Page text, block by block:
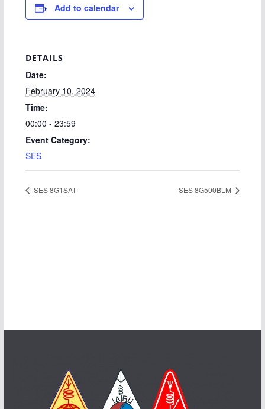
Add to calendar
DETAILS
Date:
February 10, 2024
Time:
00:00 - 23:59
Event Category:
SES
SES 8G1SAT SES 8G500BLM